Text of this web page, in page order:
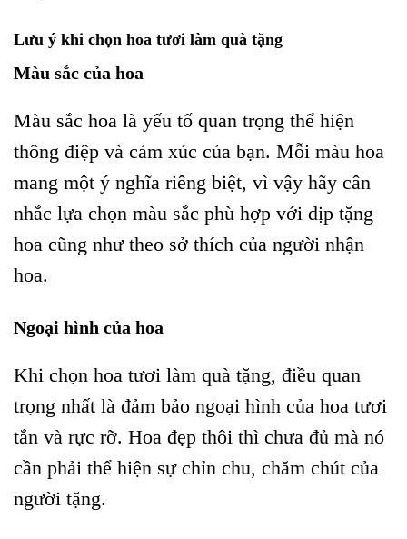
Lưu ý khi chọn hoa tươi làm quà tặng
Màu sắc của hoa
Màu sắc hoa là yếu tố quan trọng thể hiện
thông điệp và cảm xúc của bạn. Mỗi màu hoa
mang một ý nghĩa riêng biệt, vì vậy hãy cân
nhắc lựa chọn màu sắc phù hợp với dịp tặng
hoa cũng như theo sở thích của người nhận
hoa.
Ngoại hình của hoa
Khi chọn hoa tươi làm quà tặng, điều quan
trọng nhất là đảm bảo ngoại hình của hoa tươi
tắn và rực rỡ. Hoa đẹp thôi thì chưa đủ mà nó
cần phải thể hiện sự chỉn chu, chăm chút của
người tặng.